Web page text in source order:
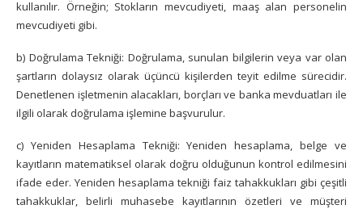
kullanılır. Örneğin; Stokların mevcudiyeti, maaş alan personelin
mevcudiyeti gibi.
b) Doğrulama Tekniği: Doğrulama, sunulan bilgilerin veya var olan
şartların dolaysız olarak üçüncü kişilerden teyit edilme sürecidir.
Denetlenen işletmenin alacakları, borçları ve banka mevduatları ile
ilgili olarak doğrulama işlemine başvurulur.
c) Yeniden Hesaplama Tekniği: Yeniden hesaplama, belge ve
kayıtların matematiksel olarak doğru olduğunun kontrol edilmesini
ifade eder. Yeniden hesaplama tekniği faiz tahakkukları gibi çeşitli
tahakkuklar, belirli muhasebe kayıtlarının özetleri ve müşteri